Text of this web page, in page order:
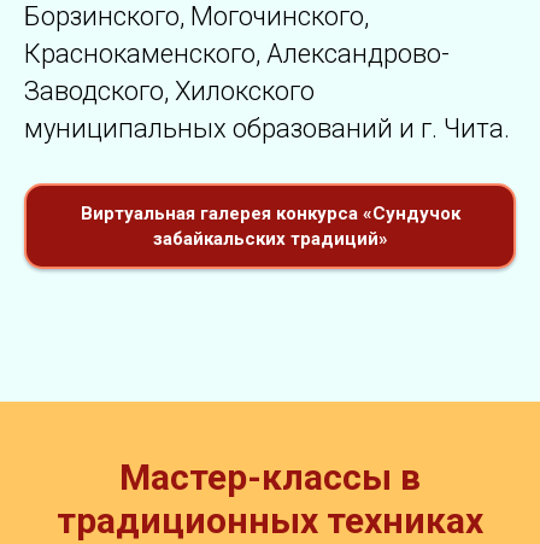
Борзинского, Могочинского,
Краснокаменского, Александрово-
Заводского, Хилокского
муниципальных образований и г. Чита.
Виртуальная галерея конкурса «Сундучок
забайкальских традиций»
Мастер-классы в
традиционных техниках